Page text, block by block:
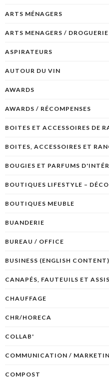
ARTS MÉNAGERS
ARTS MENAGERS / DROGUERIE
ASPIRATEURS
AUTOUR DU VIN
AWARDS
AWARDS / RÉCOMPENSES
BOITES ET ACCESSOIRES DE
BOITES, ACCESSOIRES ET
BOUGIES ET PARFUMS
BOUTIQUES LIFESTYLE –
BOUTIQUES MEUBLE
BUANDERIE
BUREAU / OFFICE
BUSINESS (ENGLISH CONTENT)
CANAPÉS, FAUTEUILS ET
CHAUFFAGE
CHR/HORECA
COLLAB'
COMMUNICATION /
COMPOST